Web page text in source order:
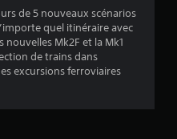
i
l
e
s
de 5 nouveaux scénarios
quel itinéraire avec
nouvelles Mk2F et la Mk1
de trains dans
excursions ferroviaires